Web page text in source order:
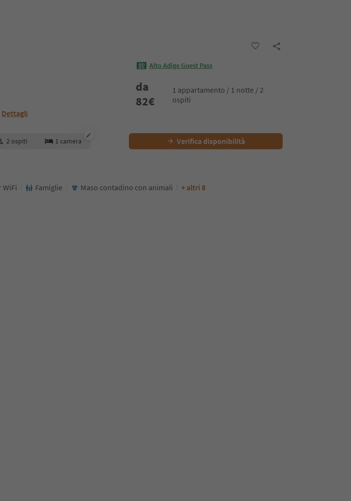
Dettagli
Alto Adige Guest Pass
da
82€
1 appartamento / 1 notte / 2
ospiti
2 ospiti 1 camera Verifica disponibilità
WiFi Famiglie Maso contadino con animali + altri 8